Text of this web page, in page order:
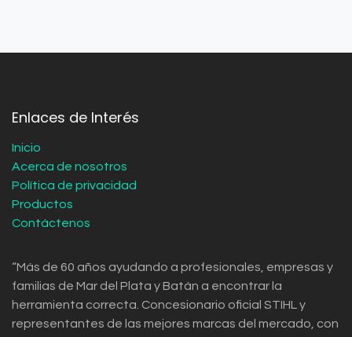
Enlaces de Interés
Inicio
Acerca de nosotros
Política de privacidad
Productos
Contáctenos
“Más de 60 años ayudando a profesionales, empresas y
familias de Mar del Plata y Batán a encontrar la
herramienta correcta. Concesionario oficial STIHL y
representantes de las mejores marcas del mercado, con